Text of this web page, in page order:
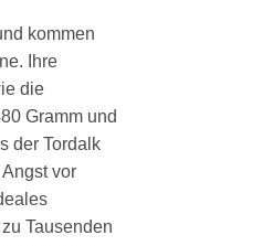
kommen
Ihre
die
Gramm und
der Tordalk
vor
Tausenden